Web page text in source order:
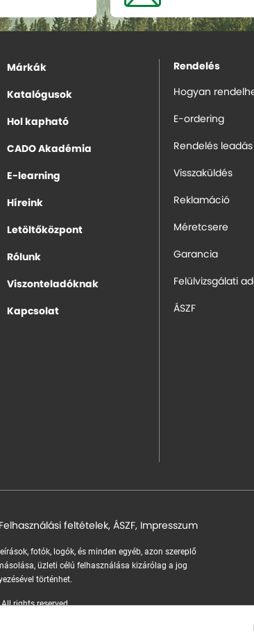
Márkák
Katalógusok
Hol kapható
CADO Akadémia
E-learning
Híreink
Letöltőközpont
Rólunk
Viszonteladóknak
Kapcsolat
Rendelés
Hogyan
E-ordering
Rendelés leadás
Visszaküldés
Reklamáció
Méretcsere
Garancia
Felülvizsgálati
ÁSZF
Felhasználási feltételek, ÁSZF, Impresszum
fotók, logók, és minden egyéb, azon szereplő
üzleti célú felhasználása kizárólag a jog
történhet.
rights reserved.